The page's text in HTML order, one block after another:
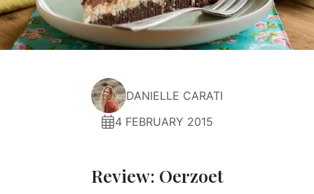
DANIELLE CARATI
4 FEBRUARY 2015
Review: Oerzoet